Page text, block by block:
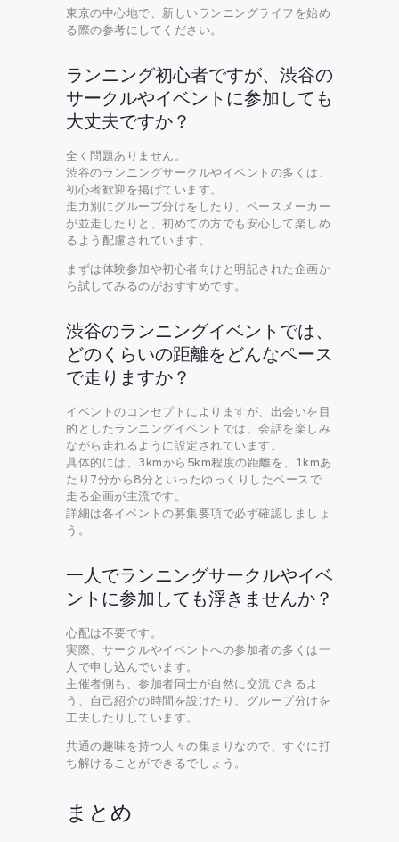
東京の中心地で、新しいランニングライフを始め
る際の参考にしてください。
ランニング初心者ですが、渋谷の
サークルやイベントに参加しても
大丈夫ですか？
全く問題ありません。
渋谷のランニングサークルやイベントの多くは、
初心者歓迎を掲げています。
走力別にグループ分けをしたり、ペースメーカー
が並走したりと、初めての方でも安心して楽しめ
るよう配慮されています。
まずは体験参加や初心者向けと明記された企画か
ら試してみるのがおすすめです。
渋谷のランニングイベントでは、
どのくらいの距離をどんなペース
で走りますか？
イベントのコンセプトによりますが、出会いを目
的としたランニングイベントでは、会話を楽しみ
ながら走れるように設定されています。
具体的には、3kmから5km程度の距離を、1kmあ
たり7分から8分といったゆっくりしたペースで
走る企画が主流です。
詳細は各イベントの募集要項で必ず確認しましょ
う。
一人でランニングサークルやイベ
ントに参加しても浮きませんか？
心配は不要です。
実際、サークルやイベントへの参加者の多くは一
人で申し込んでいます。
主催者側も、参加者同士が自然に交流できるよ
う、自己紹介の時間を設けたり、グループ分けを
工夫したりしています。
共通の趣味を持つ人々の集まりなので、すぐに打
ち解けることができるでしょう。
まとめ